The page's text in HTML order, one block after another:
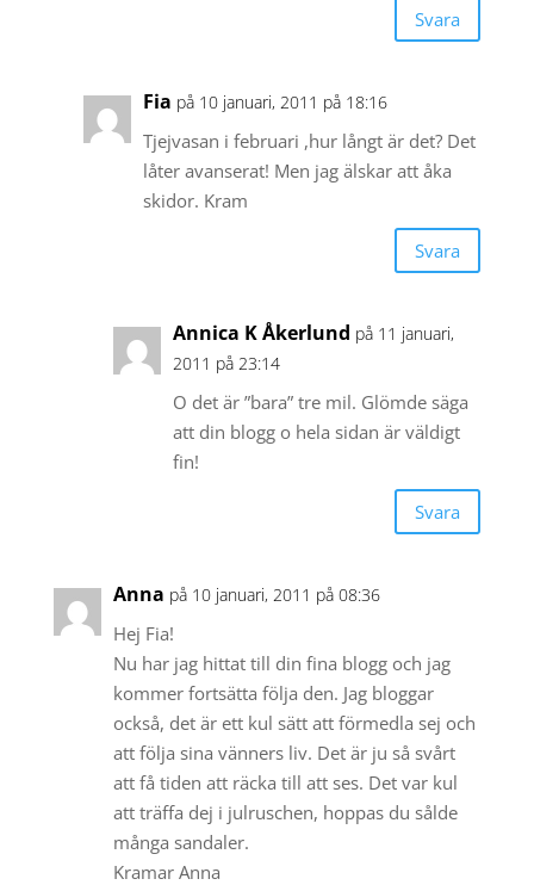
Svara
Fia på 10 januari, 2011 på 18:16
Tjejvasan i februari ,hur långt är det? Det
låter avanserat! Men jag älskar att åka
skidor. Kram
Svara
Annica K Åkerlund på 11 januari,
2011 på 23:14
O det är ”bara” tre mil. Glömde säga
att din blogg o hela sidan är väldigt
fin!
Svara
Anna på 10 januari, 2011 på 08:36
Hej Fia!
Nu har jag hittat till din fina blogg och jag
kommer fortsätta följa den. Jag bloggar
också, det är ett kul sätt att förmedla sej och
att följa sina vänners liv. Det är ju så svårt
att få tiden att räcka till att ses. Det var kul
att träffa dej i julruschen, hoppas du sålde
många sandaler.
Kramar Anna